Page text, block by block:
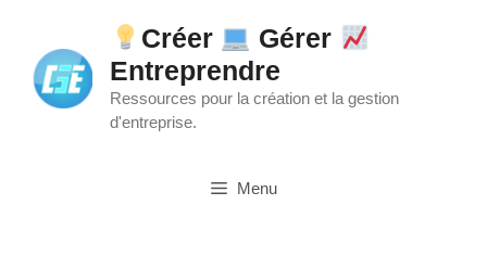
contenu
Créer
Gérer
Entreprendre
Ressources pour la création et la gestion
d'entreprise.
Menu